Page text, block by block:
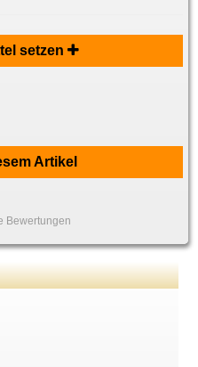
setzen
Artikel
Bewertungen